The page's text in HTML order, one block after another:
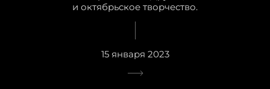
и октябрьское творчество.
15 января 2023